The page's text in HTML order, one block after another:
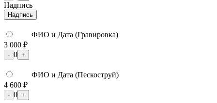
Надпись
Надпись
ФИО и Дата (Гравировка)
3 000 ₽
- 0 +
ФИО и Дата (Пескоструй)
4 600 ₽
- 0 +